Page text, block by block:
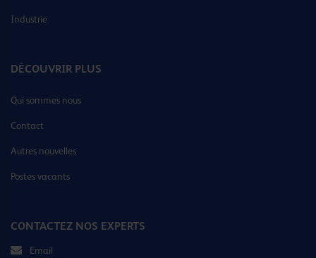
Industrie
DÉCOUVRIR PLUS
Qui sommes nous
Contact
Autres nouvelles
Postes vacants
CONTACTEZ NOS EXPERTS
Email